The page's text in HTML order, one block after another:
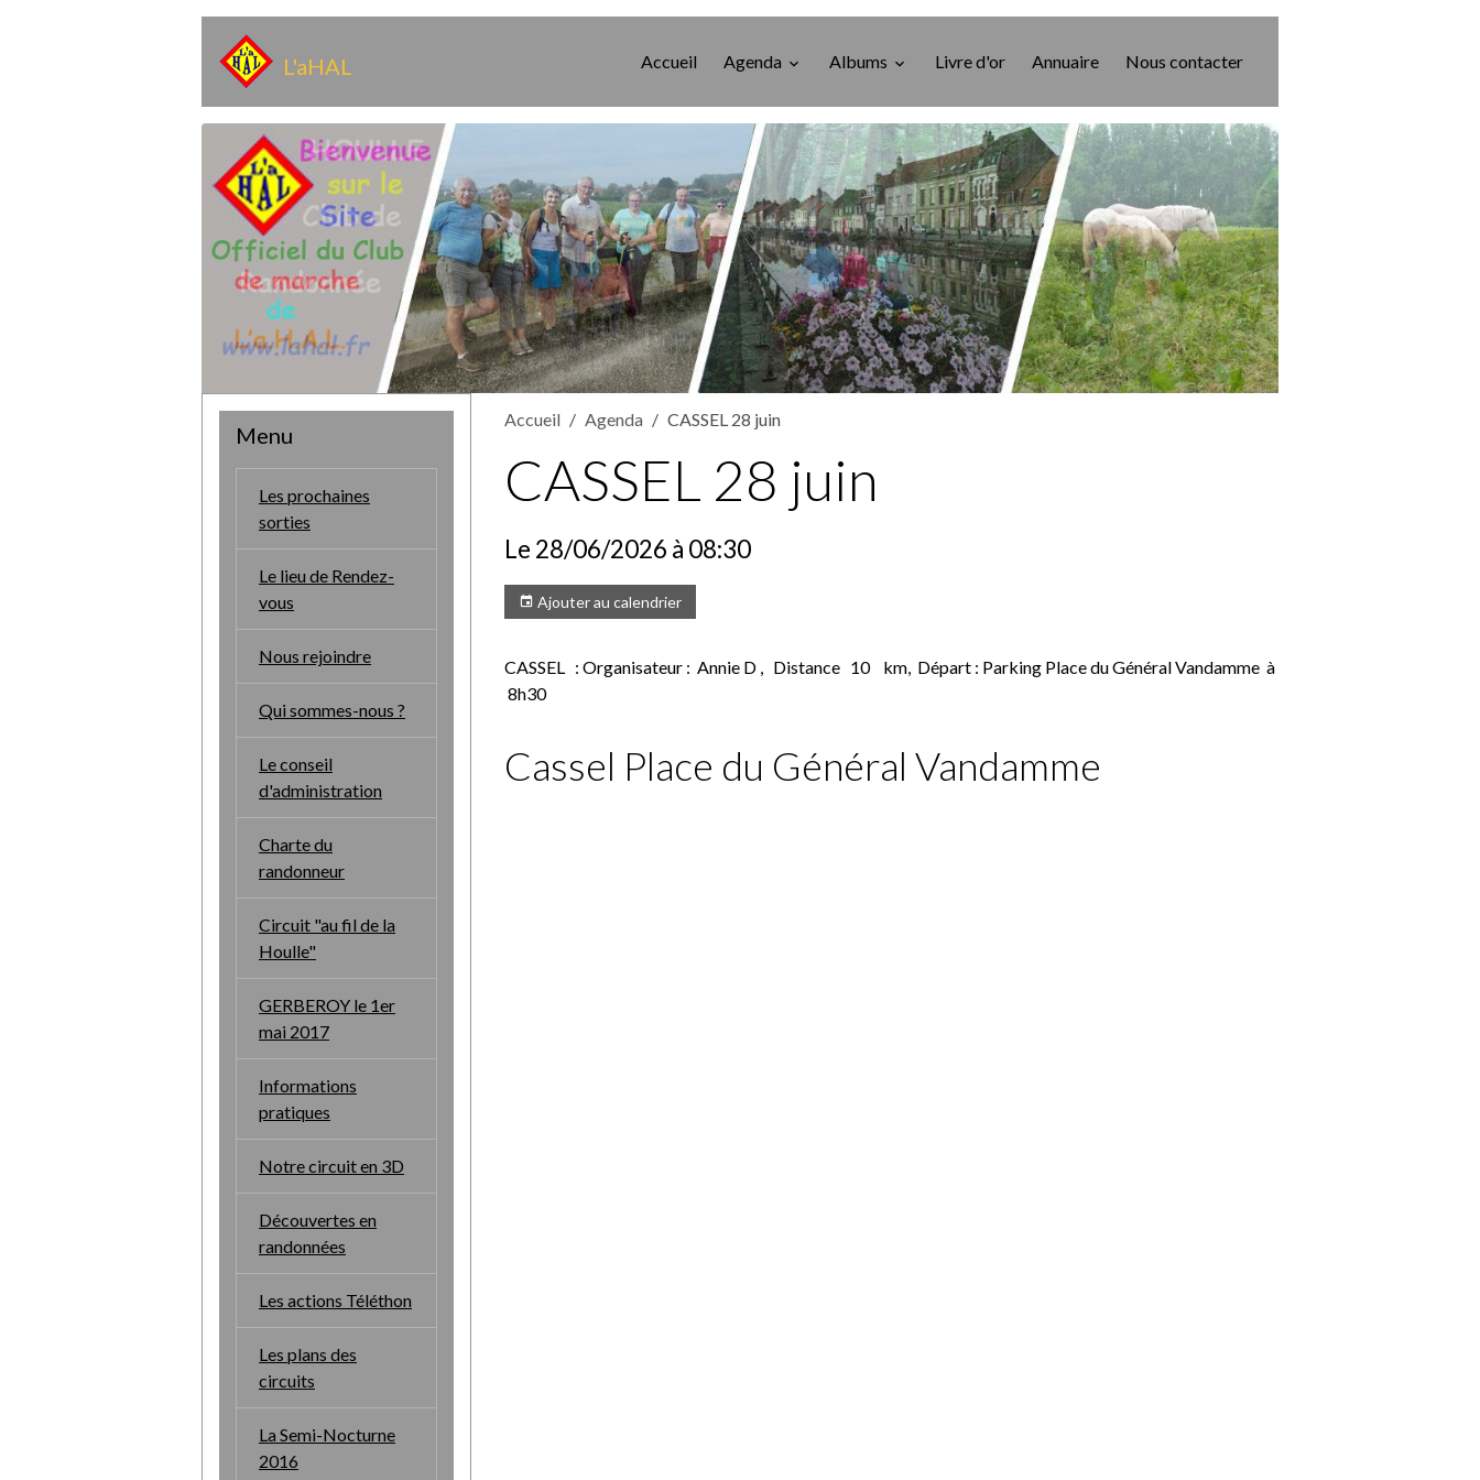
L'aHAL Accueil Agenda Albums Livre d'or Annuaire Nous contacter
Accueil Agenda CASSEL 28 juin
CASSEL 28 juin
Le 28/06/2026 à 08:30
Ajouter au calendrier
CASSEL : Organisateur : Annie D , Distance 10 km, Départ : Parking Place du Général Vandamme à
8h30
Cassel Place du Général Vandamme
Menu
Les prochaines
sorties
Le lieu de Rendez-
vous
Nous rejoindre
Qui sommes-nous ?
Le conseil
d'administration
Charte du
randonneur
Circuit "au fil de la
Houlle"
GERBEROY le 1er
mai 2017
Informations
pratiques
Notre circuit en 3D
Découvertes en
randonnées
Les actions Téléthon
Les plans des
circuits
La Semi-Nocturne
2016